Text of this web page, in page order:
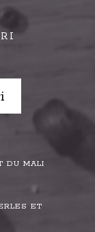
DU MALI
ET